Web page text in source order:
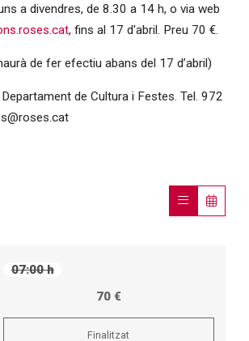
a divendres, de 8.30 a 14 h, o via web
, fins al 17 d'abril. Preu 70 €.
de fer efectiu abans del 17 d’abril)
de Cultura i Festes. Tel. 972
07:00 h
70 €
Finalitzat